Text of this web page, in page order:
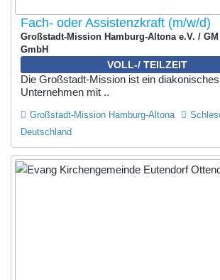
Fach- oder Assistenzkraft (m/w/d)
Großstadt-Mission Hamburg-Altona e.V. /
GmbH
VOLL-/ TEILZEIT
Die Großstadt-Mission ist ein diakonisches
Unternehmen mit ..
Großstadt-Mission Hamburg-Altona
Deutschland